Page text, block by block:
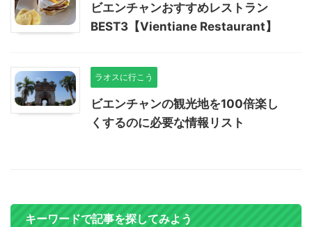
ビエンチャンおすすめレストラン
BEST3【Vientiane Restaurant】
ラオスに行こう
ビエンチャンの観光地を100倍楽し
くするのに必要な情報リスト
キーワードで記事を探してみよう